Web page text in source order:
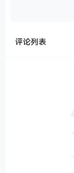
评论列表